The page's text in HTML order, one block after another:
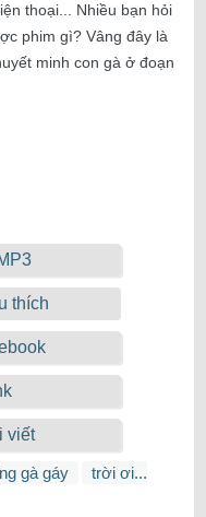
thoại... Nhiều bạn hỏi
phim gì? Vâng đây là
minh con gà ở đoạn
thích
viết
gà gáy
trời ơi...